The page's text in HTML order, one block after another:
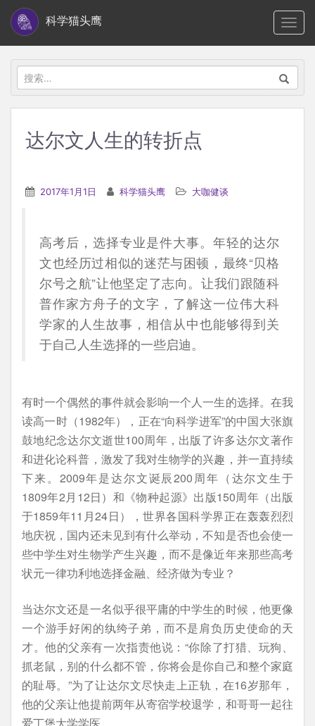
i
科学猫头鹰
搜
索：
达尔文人生的转折点
2017年1月1日 科学猫头鹰 大咖健谈
高考后，选择专业是件大事。年轻的达尔
文也经历过相似的迷茫与困顿，最终“贝格
尔号之航”让他坚定了志向。让我们跟随科
普作家方舟子的文字，了解这一位伟大科
学家的人生故事，相信从中也能够得到关
于自己人生选择的一些启迪。
有时一个偶然的事件就会影响一个人一生的选择。在我
读高一时（1982年），正在“向科学进军”的中国大张旗
鼓地纪念达尔文逝世100周年，出版了许多达尔文著作
和进化论科普，激发了我对生物学的兴趣，并一直持续
下来。2009年是达尔文诞辰200周年（达尔文生于
1809年2月12日）和《物种起源》出版150周年（出版
于1859年11月24日），世界各国科学界正在轰轰烈烈
地庆祝，国内还未见到有什么举动，不知是否也会使一
些中学生对生物学产生兴趣，而不是像近年来那些高考
状元一律功利地选择金融、经济做为专业？
当达尔文还是一名似乎很平庸的中学生的时候，他更像
一个游手好闲的纨绔子弟，而不是肩负历史使命的天
才。他的父亲有一次指责他说：“你除了打猎、玩狗、
抓老鼠，别的什么都不管，你将会是你自己和整个家庭
的耻辱。”为了让达尔文尽快走上正轨，在16岁那年，
他的父亲让他提前两年从寄宿学校退学，和哥哥一起往